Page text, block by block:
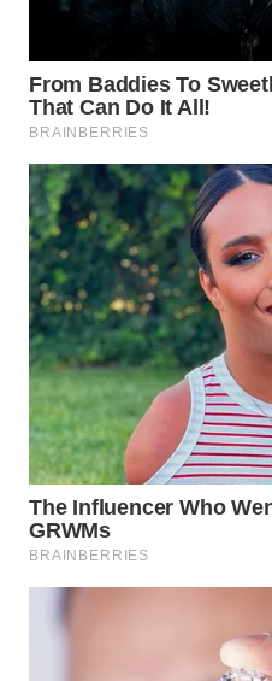
MADURA
WN
SURABAYA
WN
NATUNA
WN
BINTAN
WN
MANDALIKA
WN
LIKUPANG
WN
LABUANBAJO
BORNEO